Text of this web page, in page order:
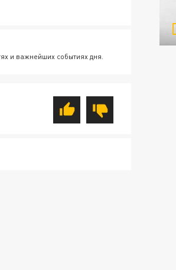
и важнейших событиях дня.